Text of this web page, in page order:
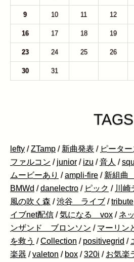
9 10 11 12
16 17 18 19
23 24 25 26
30 31
TAGS
lefty /ZTamp / 新曲発表 / ピータ
ファルコン / junior / izu /音人 /
ムービーあり /ampli-fire / 新組曲
BMWd /danelectro / ピック / 川崎
風の吹く森 /渋谷 ライブ /tribute
イブnet配信 /気になる vox / ネ
ンザンド ブロンソン / マーリン
を救う /Collection / positivegrid /
楽器 /valeton / box /320i / お気楽